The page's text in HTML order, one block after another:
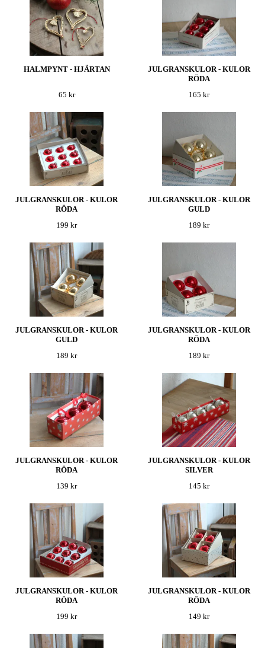
HALMPYNT - HJÄRTAN
65 kr
JULGRANSKULOR - KULOR
RÖDA
165 kr
JULGRANSKULOR - KULOR
RÖDA
199 kr
JULGRANSKULOR - KULOR
GULD
189 kr
JULGRANSKULOR - KULOR
GULD
189 kr
JULGRANSKULOR - KULOR
RÖDA
189 kr
JULGRANSKULOR - KULOR
RÖDA
139 kr
JULGRANSKULOR - KULOR
SILVER
145 kr
JULGRANSKULOR - KULOR
RÖDA
199 kr
JULGRANSKULOR - KULOR
RÖDA
149 kr